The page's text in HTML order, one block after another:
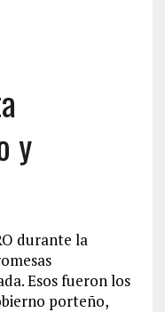
y
durante la
Esos fueron los
porteño,